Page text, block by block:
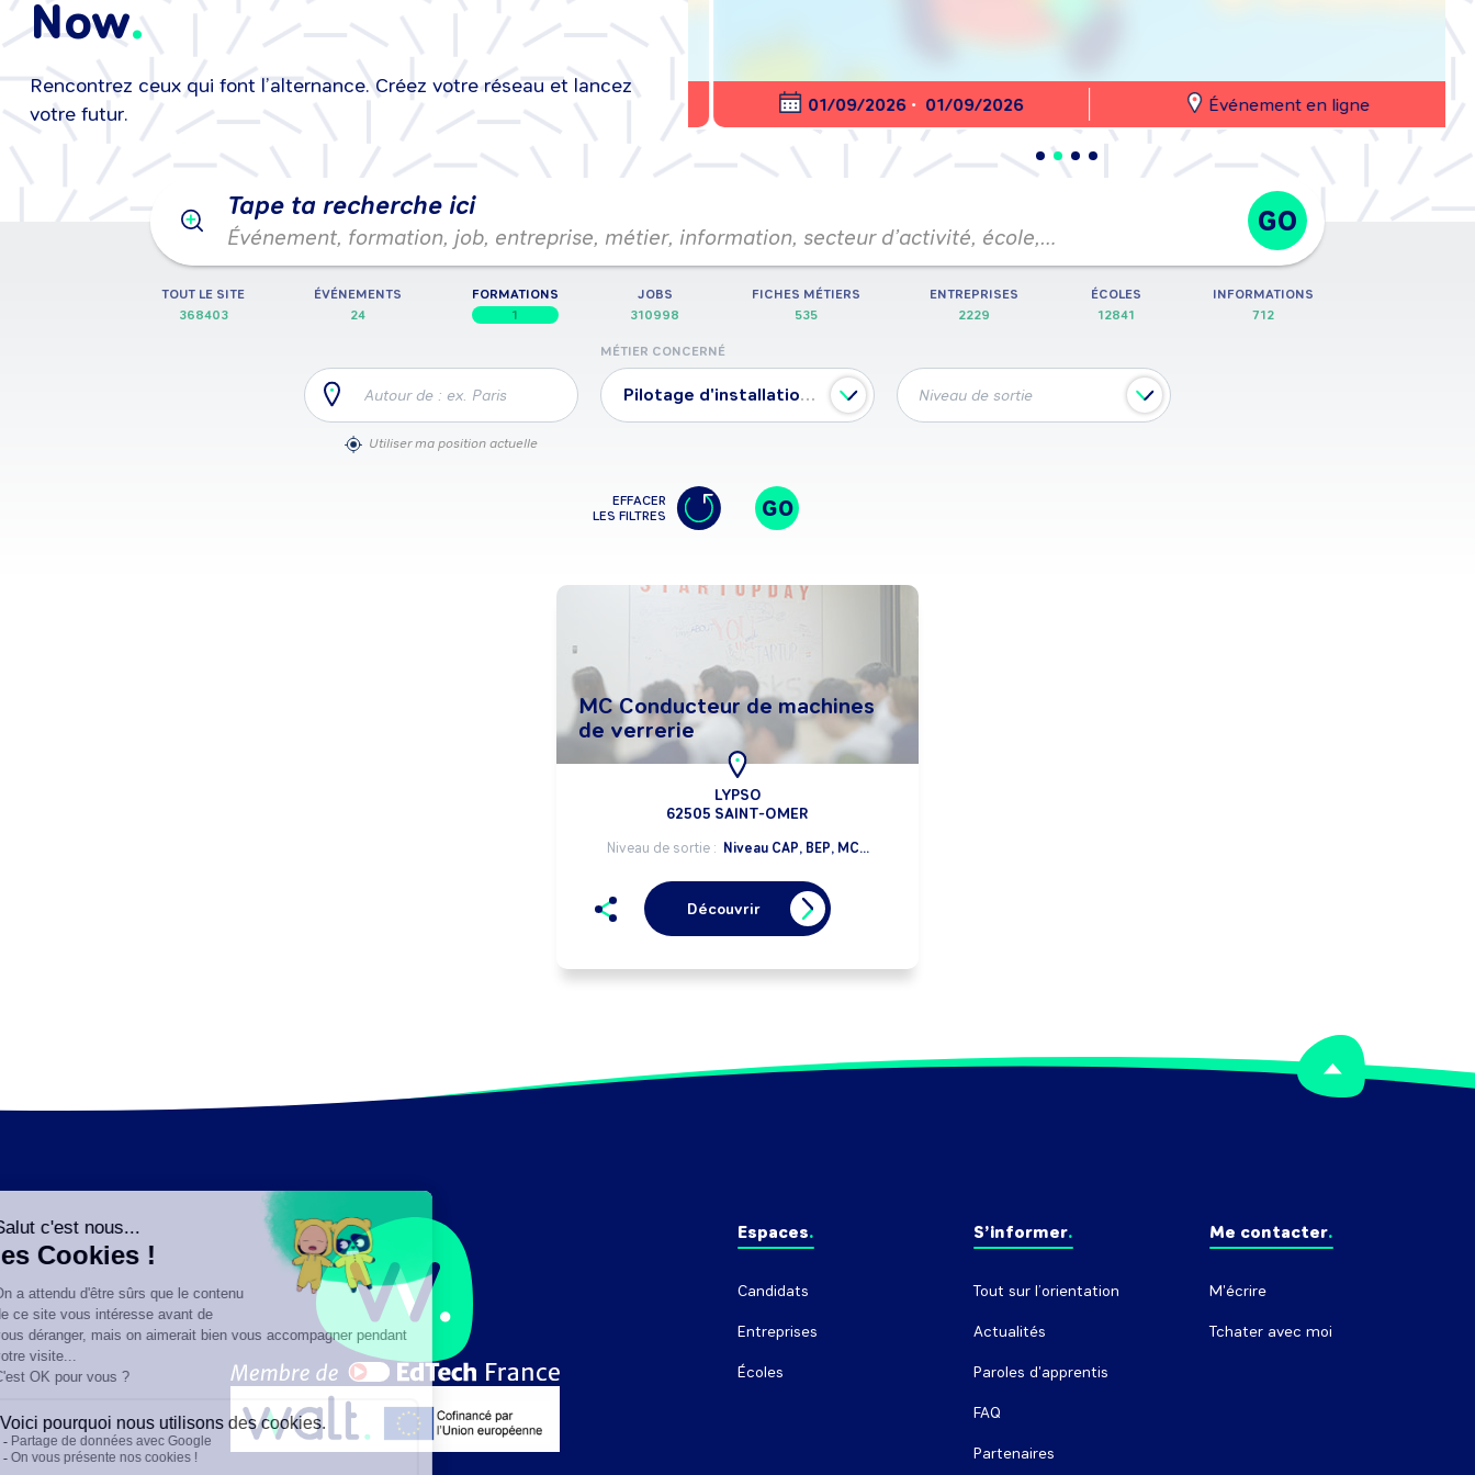
Now
Rencontrez ceux qui font l’alternance. Créez votre réseau et lancez
votre futur.
25/08/2026 01/09/2026• 01/09/2026 Événement en ligne
Tape ta recherche ici
Événement, formation, job, entreprise, métier, information, secteur d’activité, école,… GO
TOUT LE SITE
368403
ÉVÉNEMENTS
24
FORMATIONS
1
JOBS
310998
FICHES MÉTIERS
535
ENTREPRISES
2229
ÉCOLES
12841
INFORMATIONS
712
EFFACER
LES FILTRES
Autour de : ex. Paris
Utiliser ma position actuelle
MÉTIER CONCERNÉ
Pilotage d'installation de production verrière Niveau de sortie
GO
MC Conducteur de machines
de verrerie
LYPSO
62505 SAINT-OMER
Niveau de sortie : Niveau CAP, BEP, MC...
Découvrir
Espaces
Candidats
Entreprises
Écoles
S’informer
Tout sur l’orientation
Actualités
Paroles d'apprentis
FAQ
Partenaires
Me contacter
M'écrire
Tchater avec moi